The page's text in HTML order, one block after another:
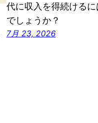
代に収入を得続ける
でしょうか？
7月 23, 2026